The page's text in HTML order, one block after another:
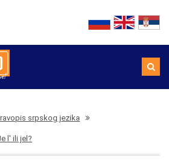
srpskog jezika
l' ili jel?